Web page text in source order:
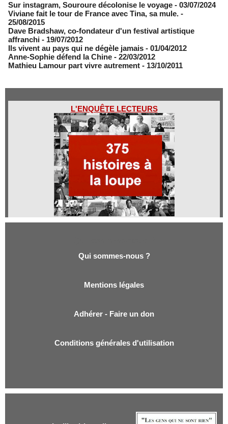
Sur instagram, Souroure décolonise le voyage - 03/07/2024
Viviane fait le tour de France avec Tina, sa mule. -
25/08/2015
Dave Bradshaw, co-fondateur d'un festival artistique
affranchi - 19/07/2012
Ils vivent au pays qui ne dégèle jamais - 01/04/2012
Anne-Sophie défend la Chine - 22/03/2012
Mathieu Lamour part vivre autrement - 13/10/2011
L'ENQUÊTE LECTEURS
Qui sommes-nous ?
Mentions légales
Adhérer - Faire un don
Conditions générales d'utilisation